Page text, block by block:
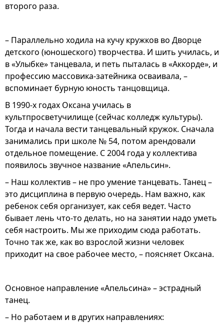
второго раза.
– Параллельно ходила на кучу кружков во Дворце
детского (юношеского) творчества. И шить училась, и
в «Улыбке» танцевала, и петь пыталась в «Аккорде», и
профессию массовика-затейника осваивала, –
вспоминает бурную юность танцовщица.
В 1990-х годах Оксана училась в
культпросветучилище (сейчас колледж культуры).
Тогда и начала вести танцевальный кружок. Сначала
занимались при школе № 54, потом арендовали
отдельное помещение. С 2004 года у коллектива
появилось звучное название «Апельсин».
– Наш коллектив – не про умение танцевать. Танец –
это дисциплина в первую очередь. Нам важно, как
ребенок себя организует, как себя ведет. Часто
бывает лень что-то делать, но на занятии надо уметь
себя настроить. Мы же приходим сюда работать.
Точно так же, как во взрослой жизни человек
приходит на свое рабочее место, – поясняет Оксана.
Основное направление «Апельсина» – эстрадный
танец.
– Но работаем и в других направлениях: